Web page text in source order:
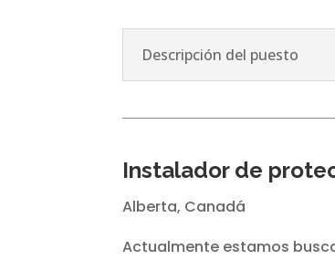
Descripción del puesto
Instalador de
Alberta, Canadá
Actualmente estamos